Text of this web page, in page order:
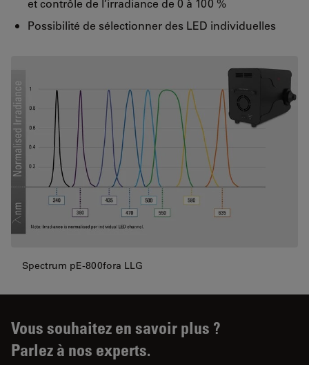
Possibilité de sélectionner des LED individuelles
Spectrum pE-800fora LLG
Vous souhaitez en savoir plus ?
Parlez à nos experts.